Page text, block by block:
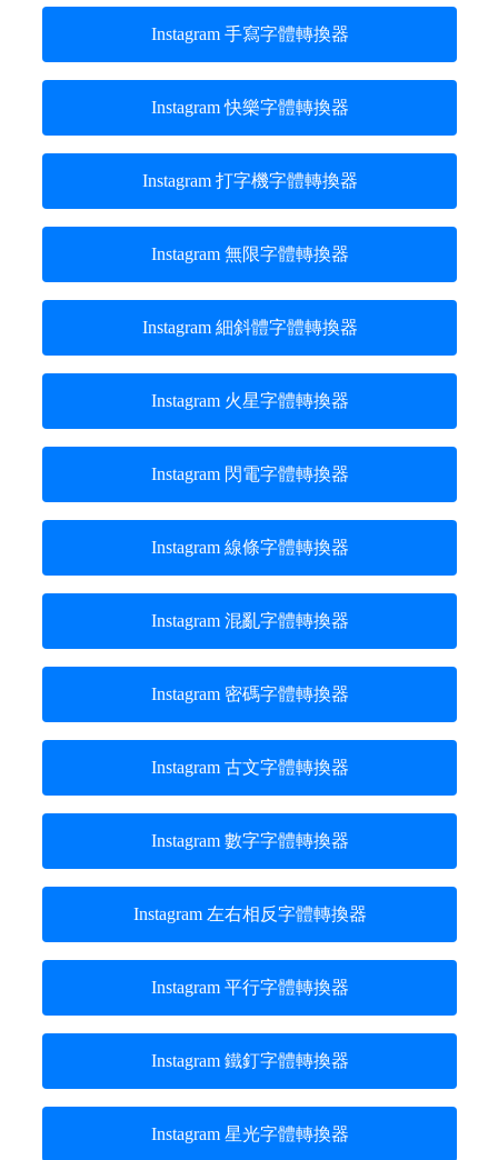
Instagram 手寫字體轉換器
Instagram 快樂字體轉換器
Instagram 打字機字體轉換器
Instagram 無限字體轉換器
Instagram 細斜體字體轉換器
Instagram 火星字體轉換器
Instagram 閃電字體轉換器
Instagram 線條字體轉換器
Instagram 混亂字體轉換器
Instagram 密碼字體轉換器
Instagram 古文字體轉換器
Instagram 數字字體轉換器
Instagram 左右相反字體轉換器
Instagram 平行字體轉換器
Instagram 鐵釘字體轉換器
Instagram 星光字體轉換器